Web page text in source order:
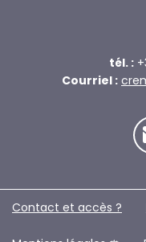
tél. :
Courriel :
Contact et accès ?